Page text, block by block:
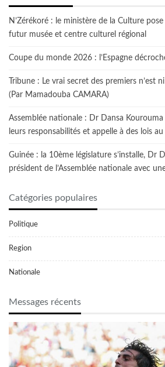
N’Zérékoré : le ministère de la Culture
futur musée et centre culturel régional
Coupe du monde 2026 : l’Espagne
Tribune : Le vrai secret des premiers n’est
(Par Mamadouba CAMARA)
Assemblée nationale : Dr Dansa
leurs responsabilités et appelle à des lois
Guinée : la 10ème législature s’installe, Dr
président de l’Assemblée nationale avec
Catégories populaires
Politique
Region
Nationale
Messages récents